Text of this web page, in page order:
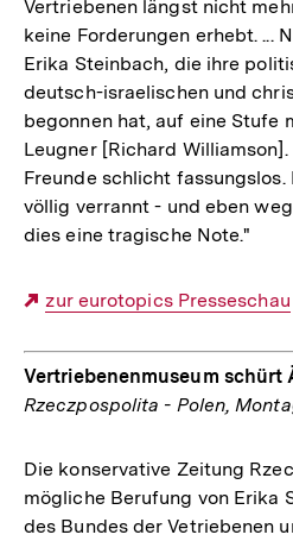
Vertriebenen längst nicht
keine Forderungen erhebt. ...
Erika Steinbach, die ihre
deutsch-israelischen und
begonnen hat, auf eine Stufe
Leugner [Richard
Freunde schlicht
völlig verrannt - und eben
dies eine tragische Note."
Externer
zur eurotopics Presseschau
Vertriebenenmuseum schürt
Rzeczpospolita - Polen,
Die konservative Zeitung
mögliche Berufung von Erika
des Bundes der Vetriebenen